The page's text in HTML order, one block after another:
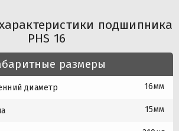
подшипника
PHS 16
размеры
диаметр 16мм
15мм